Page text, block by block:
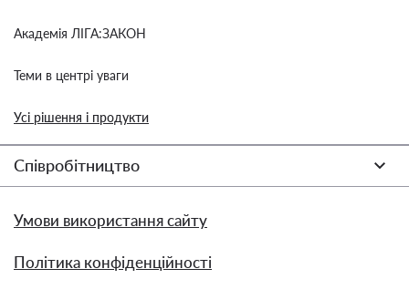
Академія ЛІГА:ЗАКОН
Теми в центрі уваги
Усі рішення і продукти
Співробітництво
Умови використання сайту
Політика конфіденційності